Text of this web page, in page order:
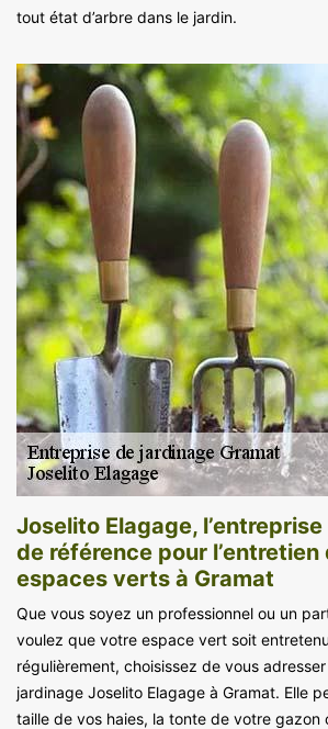
tout état d’arbre dans le jardin.
Joselito Elagage,
de référence pour l’entretien
espaces verts à Gramat
Que vous soyez un professionnel ou un
voulez que votre espace vert soit
régulièrement, choisissez de vous adresser
jardinage Joselito Elagage à Gramat. Elle
taille de vos haies, la tonte de votre gazon